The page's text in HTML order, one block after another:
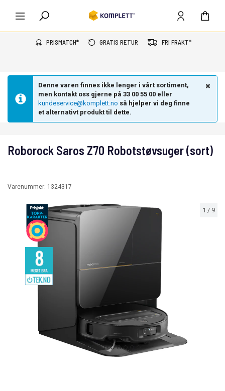
PRISMATCH* GRATIS RETUR FRI FRAKT*
Denne varen finnes ikke lenger i vårt sortiment,
men kontakt oss gjerne på 33 00 55 00 eller
kundeservice@komplett.no så hjelper vi deg finne
et alternativt produkt til dette.
1 / 9
Roborock Saros Z70 Robotstøvsuger (sort)
Varenummer: 1324317